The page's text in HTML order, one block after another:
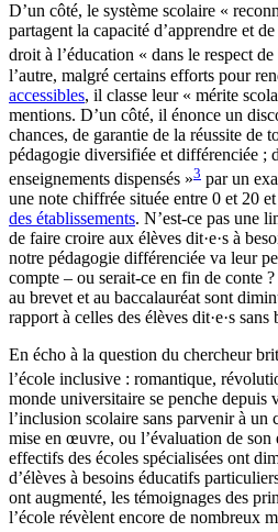
D’un côté, le système scolaire «
partagent la capacité d’apprendre et
droit à l’éducation « dans le respect de
l’autre, malgré certains efforts pour
accessibles, il classe leur « mérite
mentions. D’un côté, il énonce un
chances, de garantie de la réussite de
pédagogie diversifiée et différenciée ;
enseignements dispensés »3 par un
une note chiffrée située entre 0 et 20
des établissements. N’est-ce pas une
de faire croire aux élèves dit·e·s à
notre pédagogie différenciée va leur
compte – ou serait-ce en fin de conte
au brevet et au baccalauréat sont
rapport à celles des élèves dit·e·s
En écho à la question du chercheur
l’école inclusive : romantique,
monde universitaire se penche depuis
l’inclusion scolaire sans parvenir à un
mise en œuvre, ou l’évaluation de son
effectifs des écoles spécialisées ont
d’élèves à besoins éducatifs
ont augmenté, les témoignages des
l’école révèlent encore de nombreux